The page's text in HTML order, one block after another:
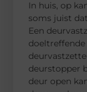
In huis, op
soms juist
Een
deurstopper
deur open